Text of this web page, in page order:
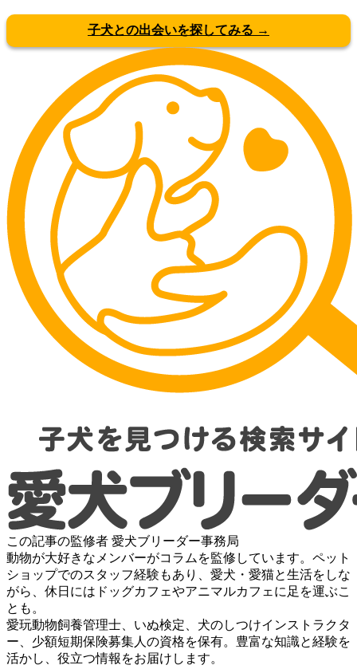
子犬との出会いを探してみる →
この記事の監修者 愛犬ブリーダー事務局
動物が大好きなメンバーがコラムを監修しています。ペット
ショップでのスタッフ経験もあり、愛犬・愛猫と生活をしな
がら、休日にはドッグカフェやアニマルカフェに足を運ぶこ
とも。
愛玩動物飼養管理士、いぬ検定、犬のしつけインストラクタ
ー、少額短期保険募集人の資格を保有。豊富な知識と経験を
活かし、役立つ情報をお届けします。